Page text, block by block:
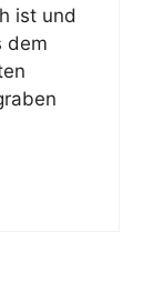
ist und
dem